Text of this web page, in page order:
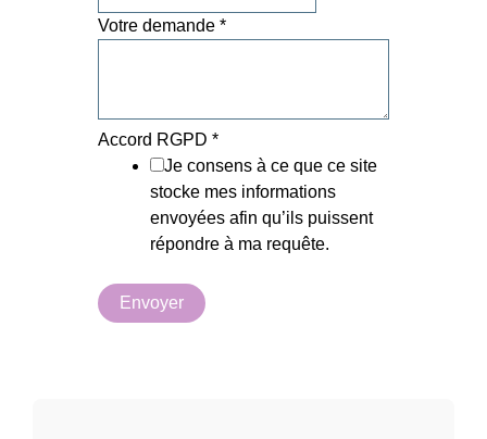
Votre demande *
Accord RGPD *
Je consens à ce que ce site
stocke mes informations
envoyées afin qu’ils puissent
répondre à ma requête.
Envoyer